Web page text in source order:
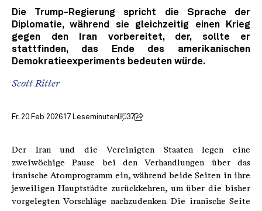
Die Trump-Regierung spricht die Sprache der
Diplomatie, während sie gleichzeitig einen Krieg
gegen den Iran vorbereitet, der, sollte er
stattfinden, das Ende des amerikanischen
Demokratieexperiments bedeuten würde.
Scott Ritter
Fr. 20 Feb 202617 Leseminuten 37
Der Iran und die Vereinigten Staaten legen eine
zweiwöchige Pause bei den Verhandlungen über das
iranische Atomprogramm ein, während beide Seiten in ihre
jeweiligen Hauptstädte zurückkehren, um über die bisher
vorgelegten Vorschläge nachzudenken. Die iranische Seite